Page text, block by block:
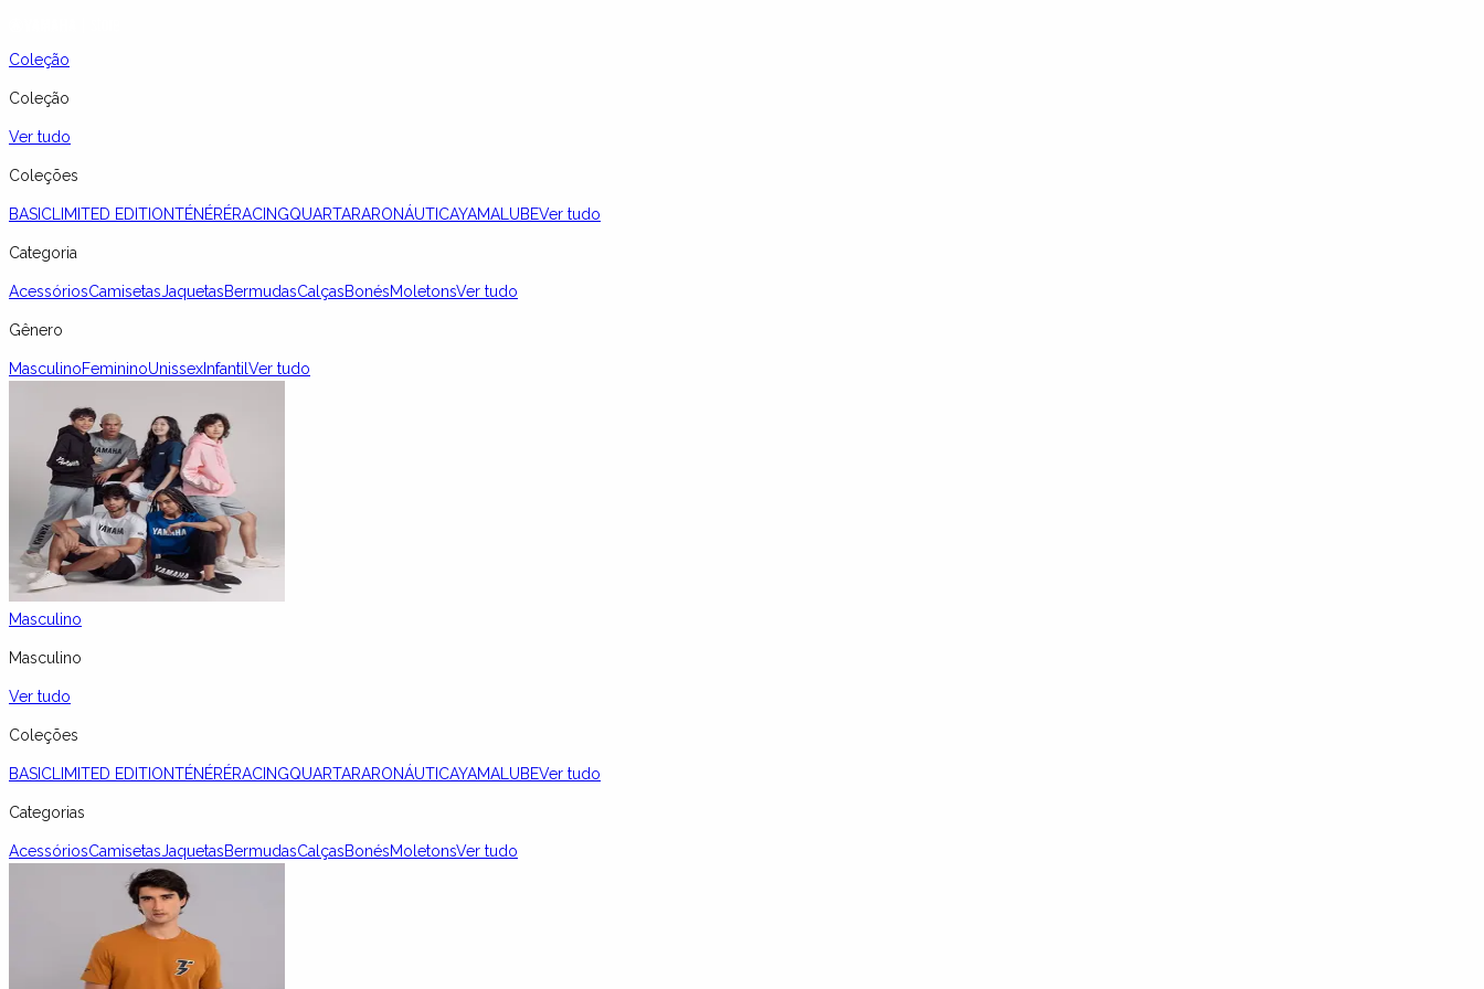
Coleção
Coleção
Ver tudo
Coleções
BASIC LIMITED EDITIONTÉNÉRÉRACINGQUARTARARONÁUTICAYAMALUBEVer tudo
Categoria
AcessóriosCamisetasJaquetasBermudasCalçasBonésMoletonsVer tudo
Gênero
MasculinoFemininoUnissex Infantil Ver tudo
Masculino
Masculino
Ver tudo
Coleções
BASIC LIMITED EDITIONTÉNÉRÉRACINGQUARTARARONÁUTICAYAMALUBEVer tudo
Categorias
AcessóriosCamisetasJaquetasBermudasCalçasBonésMoletonsVer tudo